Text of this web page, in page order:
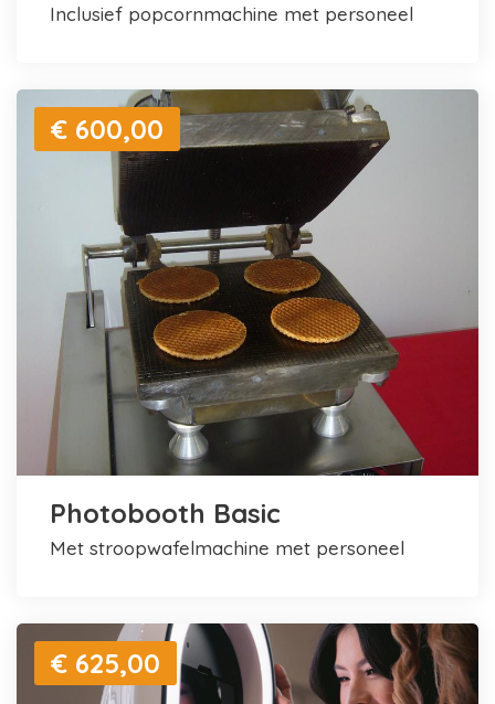
inclusief popcornmachine met personeel
€ 600,00
Photobooth Basic
met stroopwafelmachine met personeel
€ 625,00